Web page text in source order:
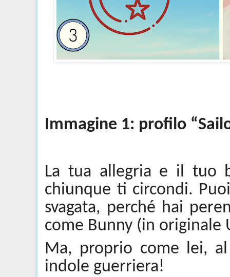
Immagine 1: profilo
La tua allegria e il tuo
chiunque ti circondi.
svagata, perché hai
come Bunny (in originale
Ma, proprio come lei,
indole guerriera!